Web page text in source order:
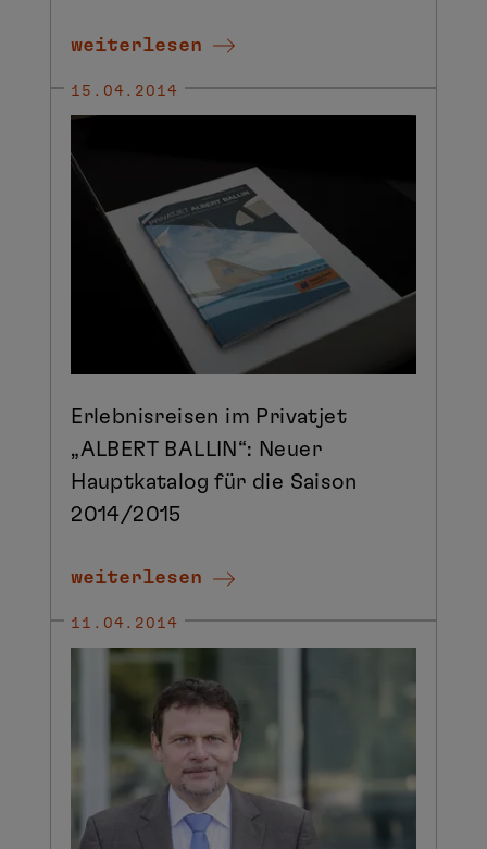
weiterlesen
Erlebnisreisen im Privatjet
„ALBERT BALLIN“: Neuer
Hauptkatalog für die Saison
2014/2015
weiterlesen
15.04.2014
11.04.2014